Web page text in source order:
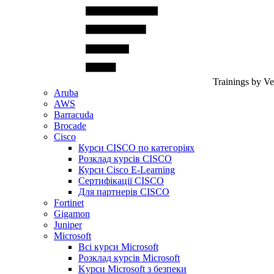
Trainings by
Aruba
AWS
Barracuda
Brocade
Cisco
Курси CISCO по категоріях
Розклад курсів CISCO
Курси Cisco E-Learning
Сертифікації CISCO
Для партнерів CISCO
Fortinet
Gigamon
Juniper
Microsoft
Всі курси Microsoft
Розклад курсів Microsoft
Kyрси Microsoft з безпеки